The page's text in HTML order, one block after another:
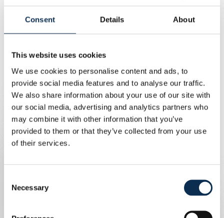
Consent Details About
This website uses cookies
We use cookies to personalise content and ads, to
provide social media features and to analyse our traffic.
We also share information about your use of our site with
our social media, advertising and analytics partners who
may combine it with other information that you’ve
provided to them or that they’ve collected from your use
of their services.
Selection
Necessary
23 junimet medische screenings. Op 1 julispelen we
onze eerste oefenwedstrijd tegen Union Rochefortoise
Nijlen om 19u30, tickets zijn ter plaatse beschikbaar
en kosten 10 euro (kinderen -12j betalen 5 euro).
Op5/07volgt er een duel der kampioenen van de Lage
Landen en spelen we achter gesloten deuren tegen de
Nederlandse kampioen PSV.
Een week later oefenen we in De Kuip tegen Feyenoord,
Op16/07wordt er ook nog een oefenpartij gepland, en
Supercup tegen Club Brugge. Meer informatie over die